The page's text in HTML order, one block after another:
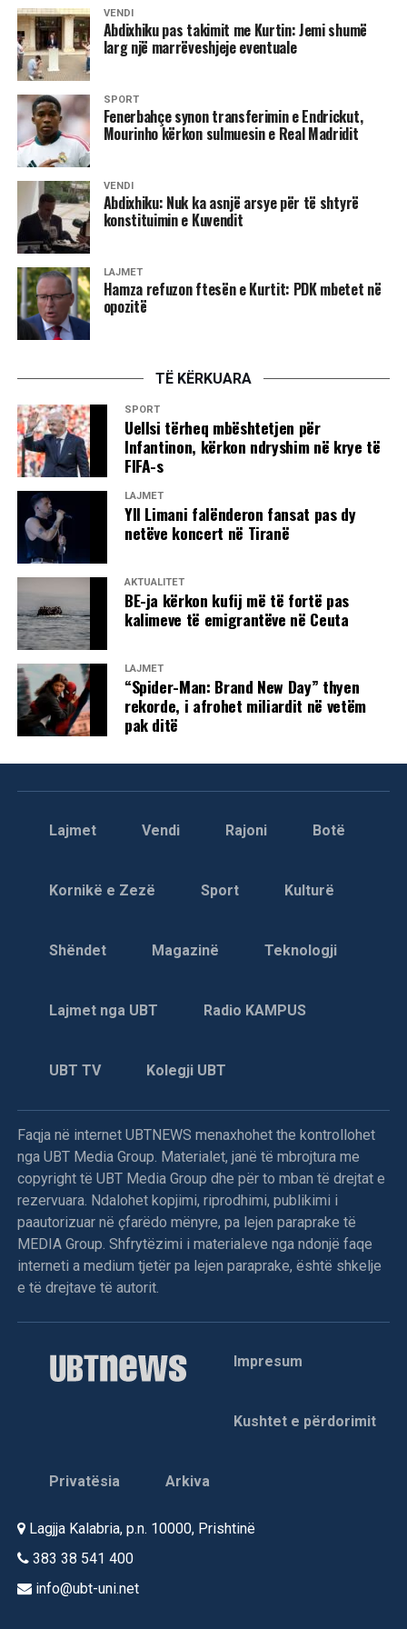
Demokratike të Kosovës”, deklaroi Kurti pas takimit me
Abdixhikun. /Ekonomia Online/
VENDI
Abdixhiku pas takimit me Kurtin: Jemi shumë
larg një marrëveshjeje eventuale
SPORT
Fenerbahçe synon transferimin e Endrickut,
Mourinho kërkon sulmuesin e Real Madridit
VENDI
Abdixhiku: Nuk ka asnjë arsye për të shtyrë
konstituimin e Kuvendit
LAJMET
Hamza refuzon ftesën e Kurtit: PDK mbetet në
opozitë
TË KËRKUARA
SPORT
Uellsi tërheq mbështetjen për
Infantinon, kërkon ndryshim në krye të
FIFA-s
LAJMET
Yll Limani falënderon fansat pas dy
netëve koncert në Tiranë
AKTUALITET
BE-ja kërkon kufij më të fortë pas
kalimeve të emigrantëve në Ceuta
LAJMET
“Spider-Man: Brand New Day” thyen
rekorde, i afrohet miliardit në vetëm
pak ditë
Lajmet Vendi Rajoni Botë
Kornikë e Zezë Sport Kulturë
Shëndet Magazinë Teknologji
Lajmet nga UBT Radio KAMPUS
UBT TV Kolegji UBT
Faqja në internet UBTNEWS menaxhohet the kontrollohet
nga UBT Media Group. Materialet, janë të mbrojtura me
copyright të UBT Media Group dhe për to mban të drejtat e
rezervuara. Ndalohet kopjimi, riprodhimi, publikimi i
paautorizuar në çfarëdo mënyre, pa lejen paraprake të
MEDIA Group. Shfrytëzimi i materialeve nga ndonjë faqe
interneti a medium tjetër pa lejen paraprake, është shkelje
e të drejtave të autorit.
Impresum
Kushtet e përdorimit
Privatësia Arkiva
Lagjja Kalabria, p.n. 10000, Prishtinë
383 38 541 400
info@ubt-uni.net